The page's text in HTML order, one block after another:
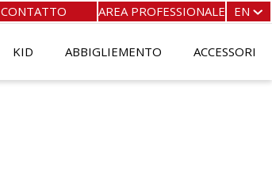
CONTATTO AREA PROFESSIONALE
EN
EN
KID ABBIGLIEMENTO ACCESSORI